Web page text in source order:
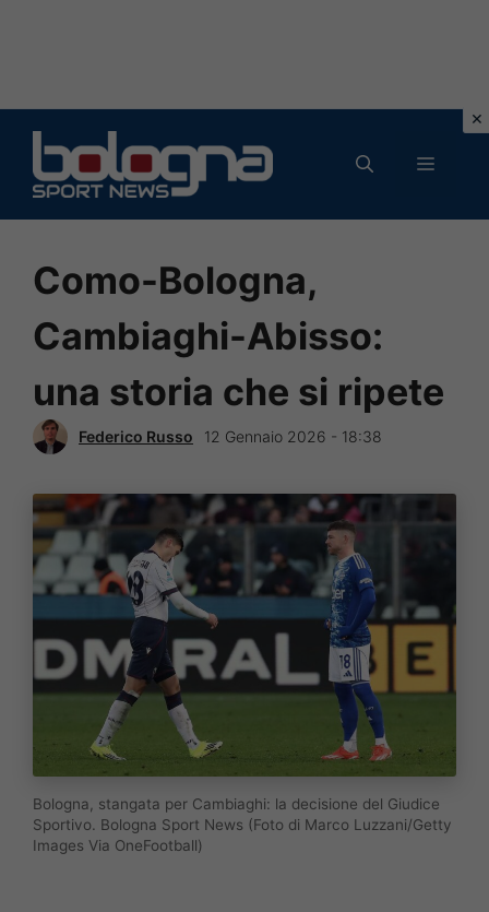
contenuto
MENU
Como-Bologna,
Cambiaghi-Abisso:
una storia che si ripete
Federico Russo 12 Gennaio 2026 - 18:38
Bologna, stangata per Cambiaghi: la decisione del Giudice
Sportivo. Bologna Sport News (Foto di Marco Luzzani/Getty
Images Via OneFootball)